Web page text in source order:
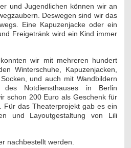
und Jugendlichen können wir an
Deswegen sind wir das
Eine Kapuzenjacke oder ein
Freigetränk wird ein Kind immer
wir mit mehreren hundert
Winterschuhe, Kapuzenjacken,
und auch mit Wandbildern
Notdiensthauses in Berlin
schon 200 Euro als Geschenk für
Für das Theaterprojekt gab es ein
und Layoutgestaltung von Lili
nachbestellt werden.